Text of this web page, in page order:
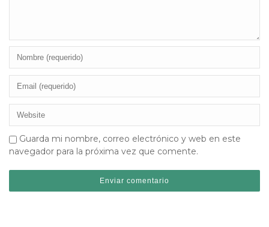
Guarda mi nombre, correo electrónico y web en este
navegador para la próxima vez que comente.